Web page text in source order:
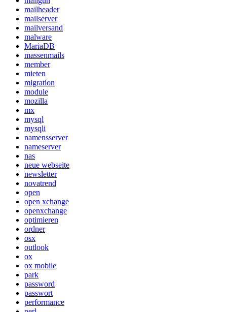
mailheader
mailserver
mailversand
malware
MariaDB
massenmails
member
mieten
migration
module
mozilla
mx
mysql
mysqli
namensserver
nameserver
nas
neue webseite
newsletter
novatrend
open
open xchange
openxchange
optimieren
ordner
osx
outlook
ox
ox mobile
park
password
passwort
performance